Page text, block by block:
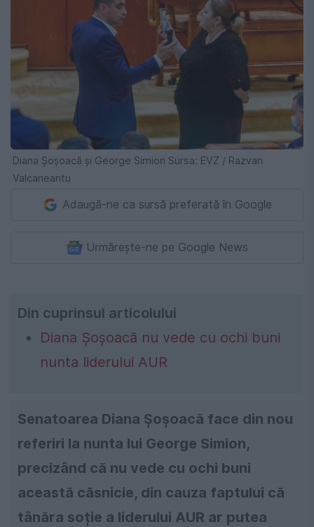
Diana Șoșoacă și George Simion Sursa: EVZ / Razvan
Valcaneantu
Adaugă-ne ca sursă preferată în Google
Urmărește-ne pe Google News
Din cuprinsul articolului
Diana Șoșoacă nu vede cu ochi buni
nunta liderului AUR
Senatoarea Diana Șoșoacă face din nou
referiri la nunta lui George Simion,
precizând că nu vede cu ochi buni
această căsnicie, din cauza faptului că
tânăra soție a liderului AUR ar putea